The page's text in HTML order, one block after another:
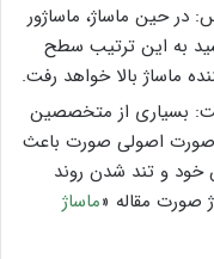
حین ماساژ، ماساژور
به این ترتیب سطح
ماساژ بالا خواهد رفت.
بسیاری از متخصصین
صورت اصولی صورت باعث
و تند شدن روند
صورت مقاله «ماساژ